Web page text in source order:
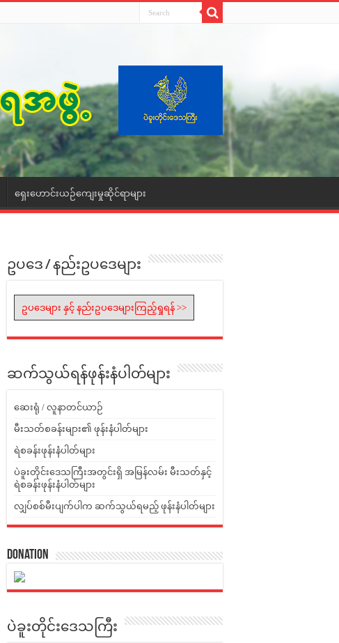
ရှေးဟောင်းယဉ်ကျေးမှုဆိုင်ရာများ
ဥပဒေ / နည်းဥပဒေများ
ဥပဒေများ နှင့် နည်းဥပဒေများကြည့်ရှုရန် >>
ဆက်သွယ်ရန်ဖုန်းနံပါတ်များ
ဆေးရုံ / လူနာတင်ယာဉ်
မီးသတ်စခန်းများ၏ ဖုန်းနံပါတ်များ
ရဲစခန်းဖုန်းနံပါတ်များ
ပဲခူးတိုင်းဒေသကြီးအတွင်းရှိ အမြန်လမ်း မီးသတ်နှင့်
ရဲစခန်းဖုန်းနံပါတ်များ
လျှပ်စစ်မီးပျက်ပါက ဆက်သွယ်ရမည့် ဖုန်းနံပါတ်များ
Donation
ပဲခူးတိုင်းဒေသကြီး